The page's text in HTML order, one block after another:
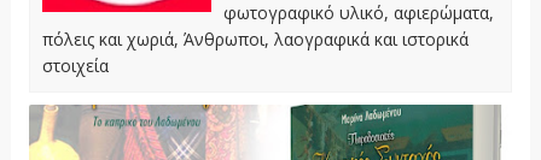
φωτογραφικό υλικό, αφιερώματα,
πόλεις και χωριά, Άνθρωποι, λαογραφικά και ιστορικά
στοιχεία